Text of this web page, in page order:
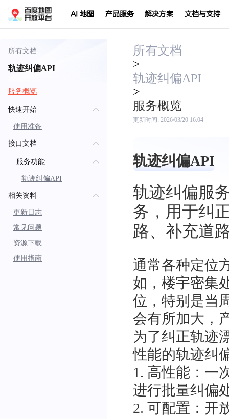
AI 地图 产品服务 解决方案 文档与支持
所有文档
轨迹纠偏API
服务概览
快速开始
使用准备
接口文档
服务功能
轨迹纠偏API
相关资料
更新日志
常见问题
资源下载
使用指南
所有文档
>
轨迹纠偏API
>
服务概览
更新时间: 2026/03/20 16:04
轨迹纠偏API
轨迹纠偏服
务，用于纠
路、补充道
通常各种定位
如，楼宇密集
位，特别是当
会有所加大，
为了纠正轨迹
性能的轨迹纠
1. 高性能：一
进行批量纠偏
2. 可配置：开